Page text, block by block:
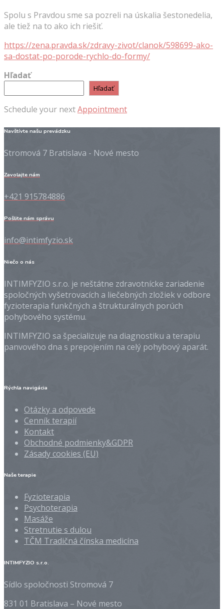
Spolu s Pravdou sme sa pozreli na úskalia šestonedelia,
ale tiež na to ako ich riešiť.
https://zena.pravda.sk/zdravy-zivot/clanok/598699-ako-
sa-dostat-po-porode-rychlo-do-formy/
Hľadať
Hľadať
Schedule your nextAppointment
Navštívte našu prevádzku
Stromová 7 Bratislava - Nové mesto
Zavolajte nám
+421 915784886
Pošlite nám správu
info@intimfyzio.sk
Niečo o nás
INTIMFYZIO s.r.o. je neštátne zdravotnícke zariadenie
spoločných vyšetrovacích a liečebných zložiek v odbore
fyzioterapia funkčných a štrukturálnych porúch
pohybového systému.
INTIMFYZIO sa špecializuje na diagnostiku a terapiu
panvového dna s prepojením na celý pohybový aparát.
Rýchla navigácia
Otázky a odpovede
Cenník terapií
Kontakt
Obchodné podmienky&GDPR
Zásady cookies (EU)
Naše terapie
Fyzioterapia
Psychoterapia
Masáže
Stretnutie s dulou
TČM Tradičná čínska medicína
INTIMFYZIO s.r.o.
Sídlo spoločnosti Stromová 7
831 01 Bratislava – Nové mesto